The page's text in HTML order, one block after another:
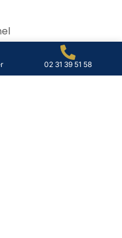
02 31 39 51 58
et répartir